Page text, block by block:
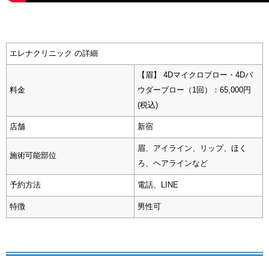
エレナクリニック の詳細
料金
【眉】 4Dマイクロブロー・4Dパ
ウダーブロー（1回）：65,000円
(税込)
店舗 新宿
施術可能部位
眉、アイライン、リップ、ほく
ろ、ヘアラインなど
予約方法 電話、LINE
特徴 男性可